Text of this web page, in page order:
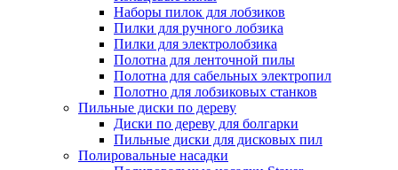
Наборы пилок для лобзиков
Пилки для ручного лобзика
Пилки для электролобзика
Полотна для ленточной пилы
Полотна для сабельных электропил
Полотно для лобзиковых станков
Пильные диски по дереву
Диски по дереву для болгарки
Пильные диски для дисковых пил
Полировальные насадки